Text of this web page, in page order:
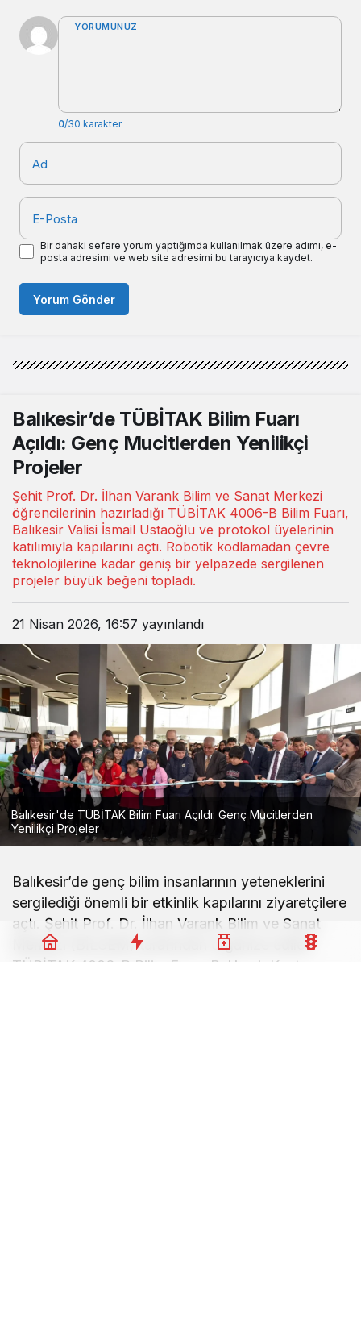
YORUMUNUZ
0/30 karakter
Ad
E-Posta
Bir dahaki sefere yorum yaptığımda kullanılmak üzere adımı, e-
posta adresimi ve web site adresimi bu tarayıcıya kaydet.
Yorum Gönder
Balıkesir’de TÜBİTAK Bilim Fuarı
Açıldı: Genç Mucitlerden Yenilikçi
Projeler
Şehit Prof. Dr. İlhan Varank Bilim ve Sanat Merkezi
öğrencilerinin hazırladığı TÜBİTAK 4006-B Bilim Fuarı,
Balıkesir Valisi İsmail Ustaoğlu ve protokol üyelerinin
katılımıyla kapılarını açtı. Robotik kodlamadan çevre
teknolojilerine kadar geniş bir yelpazede sergilenen
projeler büyük beğeni topladı.
21 Nisan 2026, 16:57 yayınlandı
Balıkesir'de TÜBİTAK Bilim Fuarı Açıldı: Genç Mucitlerden
Yenilikçi Projeler
Balıkesir’de genç bilim insanlarının yeteneklerini
sergilediği önemli bir etkinlik kapılarını ziyaretçilere
açtı. Şehit Prof. Dr. İlhan Varank Bilim ve Sanat
Merkezi (BİLSEM) tarafından organize edilen
TÜBİTAK 4006-B Bilim Fuarı, Balıkesir Kent